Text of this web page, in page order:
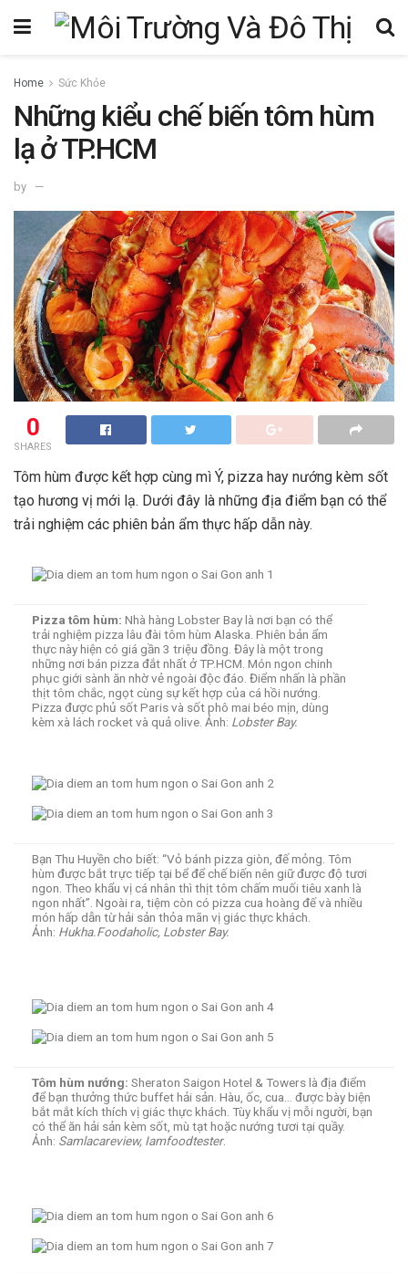
Home Sức Khỏe
Những kiểu chế biến tôm hùm
lạ ở TP.HCM
by
0
SHARES
Tôm hùm được kết hợp cùng mì Ý, pizza hay nướng kèm sốt
tạo hương vị mới lạ. Dưới đây là những địa điểm bạn có thể
trải nghiệm các phiên bản ẩm thực hấp dẫn này.
Pizza tôm hùm: Nhà hàng Lobster Bay là nơi bạn có thể
trải nghiệm pizza lâu đài tôm hùm Alaska. Phiên bản ẩm
thực này hiện có giá gần 3 triệu đồng. Đây là một trong
những nơi bán pizza đắt nhất ở TP.HCM. Món ngon chinh
phục giới sành ăn nhờ vẻ ngoài độc đáo. Điểm nhấn là phần
thịt tôm chắc, ngọt cùng sự kết hợp của cá hồi nướng.
Pizza được phủ sốt Paris và sốt phô mai béo mịn, dùng
kèm xà lách rocket và quả olive. Ảnh: Lobster Bay.
Bạn Thu Huyền cho biết: “Vỏ bánh pizza giòn, đế mỏng. Tôm
hùm được bắt trực tiếp tại bể để chế biến nên giữ được độ tươi
ngon. Theo khẩu vị cá nhân thì thịt tôm chấm muối tiêu xanh là
ngon nhất”. Ngoài ra, tiệm còn có pizza cua hoàng đế và nhiều
món hấp dẫn từ hải sản thỏa mãn vị giác thực khách.
Ảnh: Hukha.Foodaholic, Lobster Bay.
Tôm hùm nướng: Sheraton Saigon Hotel & Towers là địa điểm
để bạn thưởng thức buffet hải sản. Hàu, ốc, cua… được bày biện
bắt mắt kích thích vị giác thực khách. Tùy khẩu vị mỗi người, bạn
có thể ăn hải sản kèm sốt, mù tạt hoặc nướng tươi tại quầy.
Ảnh: Samlacareview, Iamfoodtester.